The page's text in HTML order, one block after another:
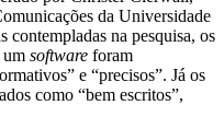
da Universidade
contempladas na pesquisa, os
um software foram
e “precisos”. Já os
como “bem escritos”,